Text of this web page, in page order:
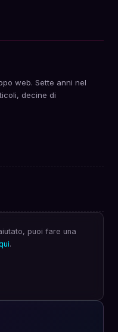
web. Sette anni nel
decine di
puoi fare una
.